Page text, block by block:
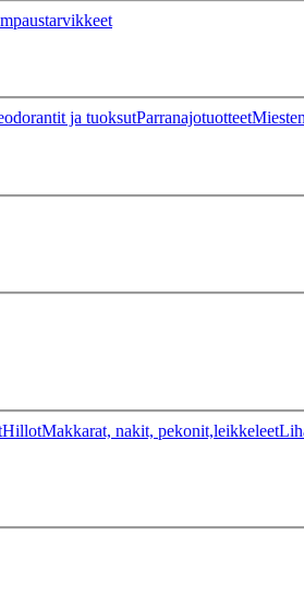
ja tuoksutParranajotuotteet
HillotMakkarat, nakit, pekonit,leikkeleet